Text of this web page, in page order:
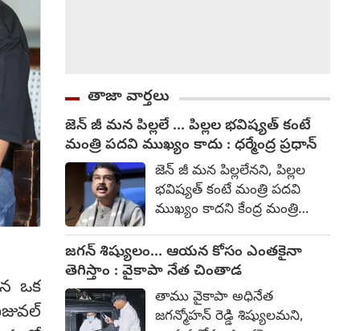
ఒక
తాజా వార్తలు
జెన్ జీ మన పిల్లలే ... పిల్లల భవిష్యత్ కంటే
మంత్రి పదవి ముఖ్యం కాదు : ధర్మేంద్ర ప్రధాన్
జెన్ జీ మన పిల్లలేనని, పిల్లల
భవిష్యత్ కంటే మంత్రి పదవి
ముఖ్యం కాదని కేంద్ర మంత్రి
ప్రధాన్ అన్నారు. నీట్ యూజీ
ప్రశ్నపత్రాల లీకేజీ వ్యవహారంతో
ఆయన మంత్రి పదవికి రాజీనామా
చేసిన విషయం తెల్సిందే. ఆ
తర్వాత ఆయన స్పందిస్తూ, నీట్
జగన్ శిష్యులం... ఆయన కోసం ఎంతకైనా
తెగిస్తాం : వైకాపా నేత చింతాడ
తాము వైకాపా అధినేత
జగన్మోహన్ రెడ్డి శిష్యులమని,